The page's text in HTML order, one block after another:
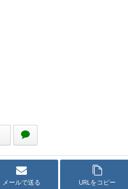
メールで送る URLをコピー